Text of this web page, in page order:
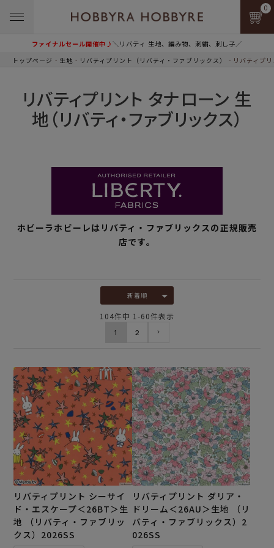
ファイナルセール開催中♪＼リバティ 生地、編み物、刺繍、刺し子／
0
トップページ 生地 リバティプリント（リバティ・ファブリックス） リバティプ
リバティプリント タナローン 生
地（リバティ・ファブリックス）
ホビーラホビーレはリバティ・ファブリックスの正規販売
店です。
新着順
104件中 1 -60件表示
1 2
リバティプリント シーサイ
ド・エスケープ＜26BT＞生
地 （リバティ・ファブリッ
クス）2026SS
リバティプリント ダリア・
ドリーム＜26AU＞生地 （リ
バティ・ファブリックス）2
026SS